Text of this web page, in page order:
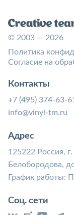
© 2003 — 2026
Политика
Согласие на
Контакты
+7 (495) 374-63-
info@vinyl-tm.ru
Адрес
125222 Россия,
Белобородова,
График работы:
Соц. сети